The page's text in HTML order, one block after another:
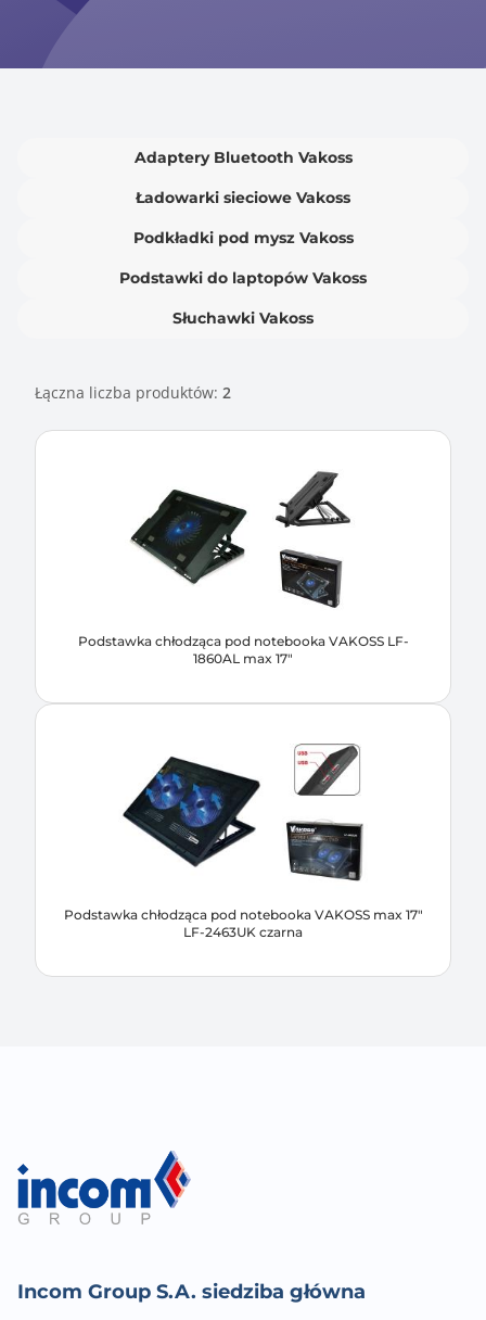
Adaptery Bluetooth Vakoss
Ładowarki sieciowe Vakoss
Podkładki pod mysz Vakoss
Podstawki do laptopów Vakoss
Słuchawki Vakoss
Łączna liczba produktów: 2
Podstawka chłodząca pod notebooka VAKOSS LF-
1860AL max 17"
Podstawka chłodząca pod notebooka VAKOSS max 17"
LF-2463UK czarna
Incom Group S.A. siedziba główna